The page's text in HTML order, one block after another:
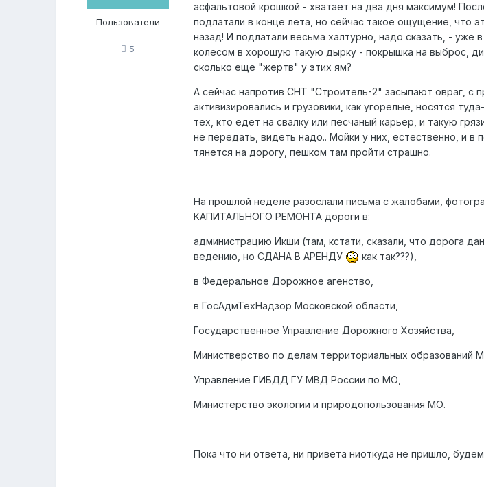
Пользователи
5
асфальтовой крошкой - хватает на два дня максимум!
подлатали в конце лета, но сейчас такое ощущение, что
назад! И подлатали весьма халтурно, надо сказать, - уже
колесом в хорошую такую дырку - покрышка на выброс,
сколько еще "жертв" у этих ям?
А сейчас напротив СНТ "Строитель-2" засыпают овраг, с
активизировались и грузовики, как угорелые, носятся
тех, кто едет на свалку или песчаный карьер, и такую
не передать, видеть надо.. Мойки у них, естественно, и в
тянется на дорогу, пешком там пройти страшно.
На прошлой неделе разослали письма с жалобами,
КАПИТАЛЬНОГО РЕМОНТА дороги в:
администрацию Икши (там, кстати, сказали, что дорога
ведению, но СДАНА В АРЕНДУ
как так???),
в Федеральное Дорожное агенство,
в ГосАдмТехНадзор Московской области,
Государственное Управление Дорожного Хозяйства,
Министверство по делам территориальных образований
Управление ГИБДД ГУ МВД России по МО,
Министерство экологии и природопользования МО.
Пока что ни ответа, ни привета ниоткуда не пришло,